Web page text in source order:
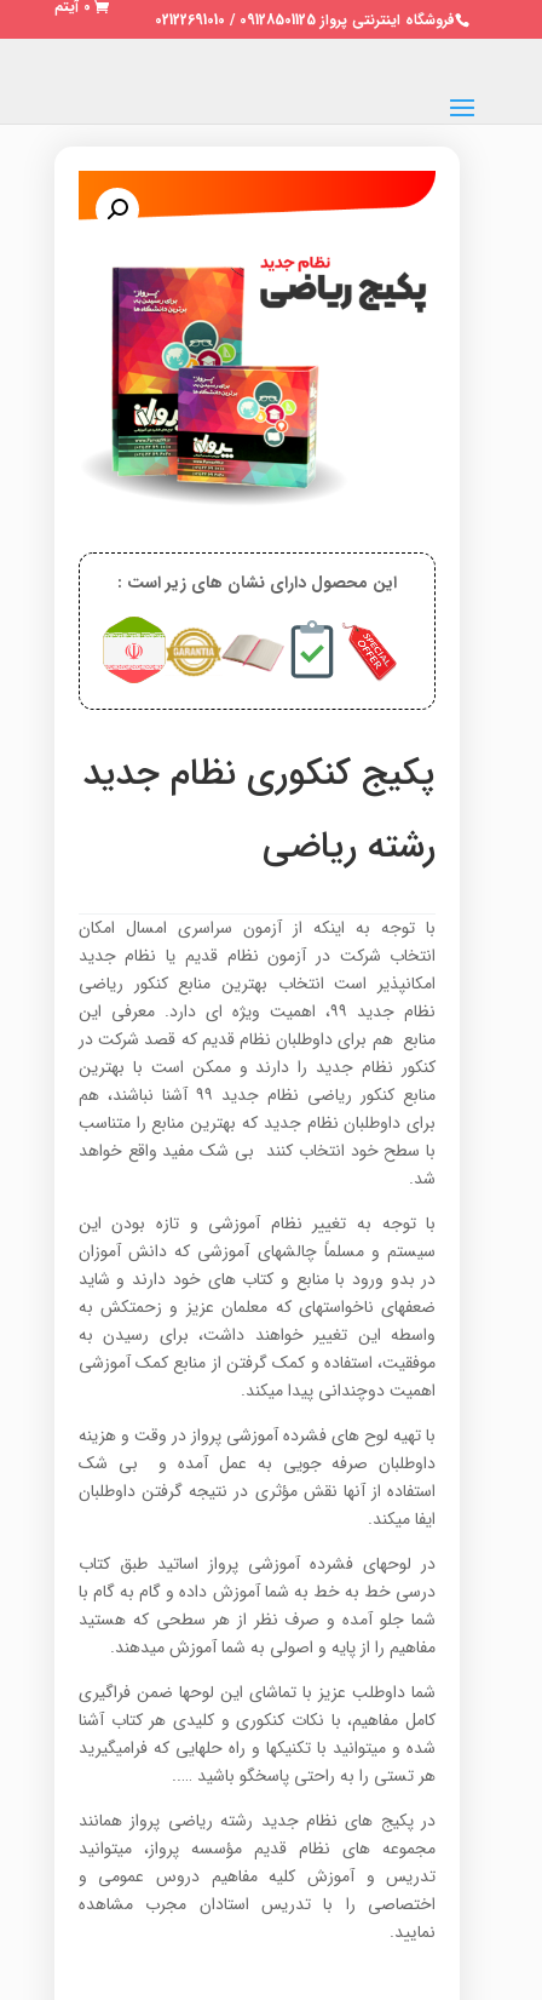
فروشگاه اینترنتی پرواز 09128501125 / 02122691010
0 آیتم
این محصول دارای نشان های زیر است :
پکیج کنکوری نظام جدید
رشته ریاضی
با توجه به اینکه از آزمون سراسری امسال امکان
انتخاب شرکت در آزمون نظام قدیم یا نظام جدید
امکان­پذیر است انتخاب بهترین منابع کنکور ریاضی
نظام جدید ۹۹، اهمیت ویژه ای دارد. معرفی این
منابع هم برای داوطلبان نظام قدیم که قصد شرکت در
کنکور نظام جدید را دارند و ممکن است با بهترین
منابع کنکور ریاضی نظام جدید ۹۹ آشنا نباشند، هم
برای داوطلبان نظام­ جدید که بهترین منابع را متناسب
با سطح خود انتخاب کنند بی شک مفید واقع خواهد
شد.
با توجه به تغییر نظام آموزشی و تازه بودن این
سیستم و مسلماً چالش­های آموزشی که دانش آموزان
در بدو ورود با منابع و کتاب های خود دارند و شاید
ضعف­های ناخواسته­ای که معلمان عزیز و زحمتکش به
واسطه این تغییر خواهند داشت، برای رسیدن به
موفقیت، استفاده و کمک گرفتن از منابع کمک آموزشی
اهمیت دوچندانی پیدا می­کند.
با تهیه لوح های فشرده آموزشی پرواز در وقت و هزینه
داوطلبان صرفه جویی به عمل آمده و بی شک
استفاده از آنها نقش مؤثری در نتیجه گرفتن داوطلبان
ایفا می­کند.
در لوح­های فشرده آموزشی پرواز اساتید طبق کتاب
درسی خط به خط به شما آموزش داده و گام به گام با
شما جلو آمده و صرف نظر از هر سطحی که هستید
مفاهیم را از پایه و اصولی به شما آموزش می­دهند.
شما داوطلب عزیز با تماشای این لوح­ها ضمن فراگیری
کامل مفاهیم، با نکات کنکوری و کلیدی هر کتاب آشنا
شده و می­توانید با تکنیک­ها و راه حل­هایی که فرامی­گیرید
هر تستی را به راحتی پاسخگو باشید …..
در پکیج های نظام جدید رشته ریاضی پرواز همانند
مجموعه ­های نظام قدیم مؤسسه پرواز، می­توانید
تدریس و آموزش کلیه مفاهیم دروس عمومی و
اختصاصی را با تدریس استادان مجرب مشاهده
نمایید.